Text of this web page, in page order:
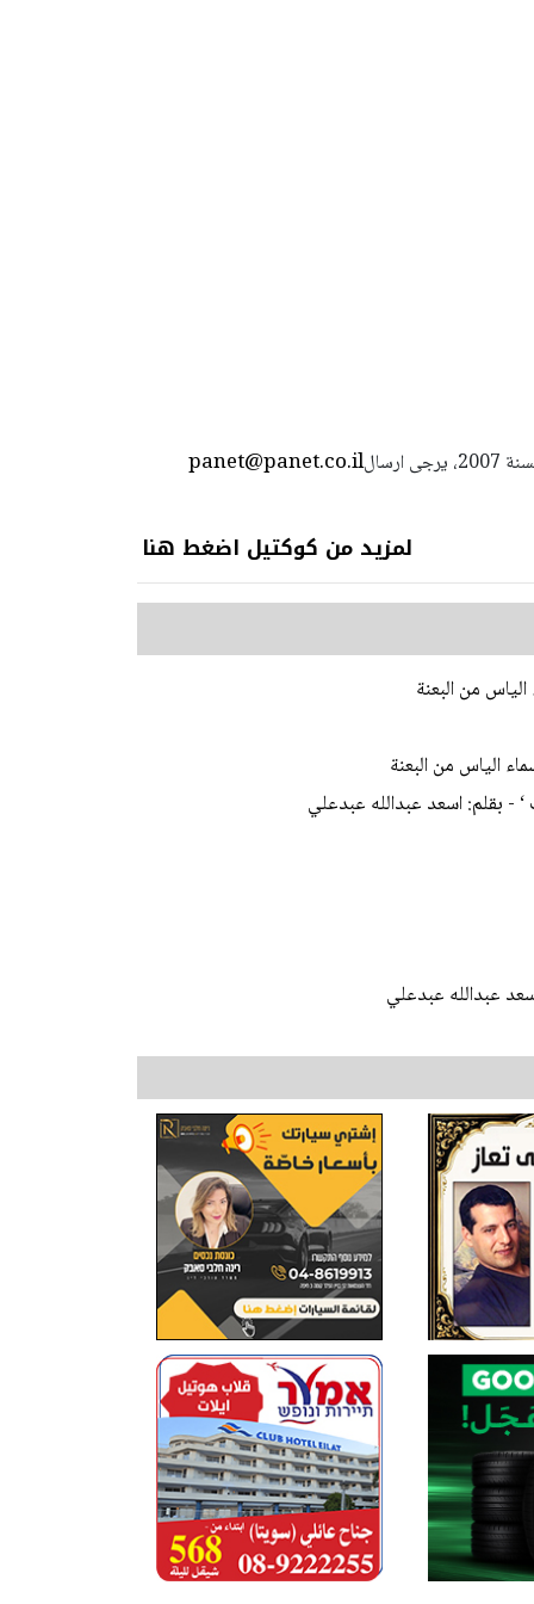
panet@panet.co.ilاستعمال المضامين بموجب بند 27 أ لقانون الحقوق الأدبية لسنة 2007، يرجى ارسال
لمزيد من كوكتيل اضغط هنا
من البعنة
الياس من البعنة
بقلم: اسعد عبدالله عبدعلي
عبدالله عبدعلي